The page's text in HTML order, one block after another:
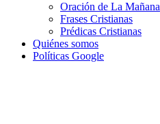
Oración de La Mañana
Frases Cristianas
Prédicas Cristianas
Quiénes somos
Políticas Google